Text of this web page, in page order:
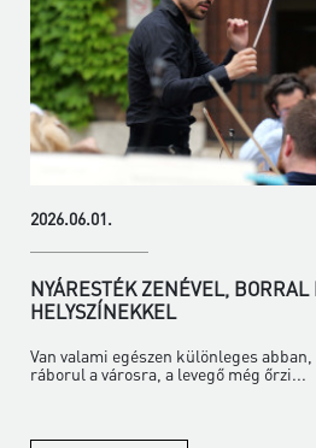
2026.06.01.
NYÁRESTÉK ZENÉVEL, BORRAL
HELYSZÍNEKKEL
Van valami egészen különleges
ráborul a városra, a levegő még őrzi...